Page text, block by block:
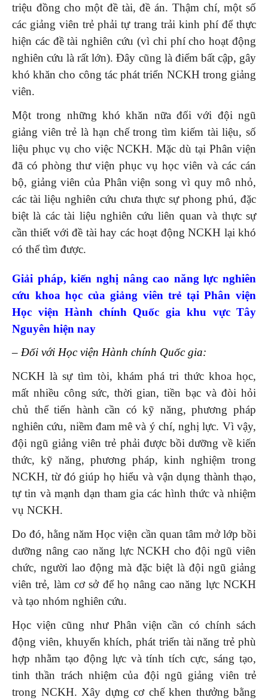
triệu đồng cho một đề tài, đề án. Thậm chí, một số
các giảng viên trẻ phải tự trang trải kinh phí để thực
hiện các đề tài nghiên cứu (vì chi phí cho hoạt động
nghiên cứu là rất lớn). Đây cũng là điểm bất cập, gây
khó khăn cho công tác phát triển NCKH trong giảng
viên.
Một trong những khó khăn nữa đối với đội ngũ
giảng viên trẻ là hạn chế trong tìm kiếm tài liệu, số
liệu phục vụ cho việc NCKH. Mặc dù tại Phân viện
đã có phòng thư viện phục vụ học viên và các cán
bộ, giảng viên của Phân viện song vì quy mô nhỏ,
các tài liệu nghiên cứu chưa thực sự phong phú, đặc
biệt là các tài liệu nghiên cứu liên quan và thực sự
cần thiết với đề tài hay các hoạt động NCKH lại khó
có thể tìm được.
Giải pháp, kiến nghị nâng cao năng lực nghiên
cứu khoa học của giảng viên trẻ tại Phân viện
Học viện Hành chính Quốc gia khu vực Tây
Nguyên hiện nay
– Đối với Học viện Hành chính Quốc gia:
NCKH là sự tìm tòi, khám phá tri thức khoa học,
mất nhiều công sức, thời gian, tiền bạc và đòi hỏi
chủ thể tiến hành cần có kỹ năng, phương pháp
nghiên cứu, niềm đam mê và ý chí, nghị lực. Vì vậy,
đội ngũ giảng viên trẻ phải được bồi dưỡng về kiến
thức, kỹ năng, phương pháp, kinh nghiệm trong
NCKH, từ đó giúp họ hiểu và vận dụng thành thạo,
tự tin và mạnh dạn tham gia các hình thức và nhiệm
vụ NCKH.
Do đó, hằng năm Học viện cần quan tâm mở lớp bồi
dưỡng nâng cao năng lực NCKH cho đội ngũ viên
chức, người lao động mà đặc biệt là đội ngũ giảng
viên trẻ, làm cơ sở để họ nâng cao năng lực NCKH
và tạo nhóm nghiên cứu.
Học viện cũng như Phân viện cần có chính sách
động viên, khuyến khích, phát triển tài năng trẻ phù
hợp nhằm tạo động lực và tính tích cực, sáng tạo,
tinh thần trách nhiệm của đội ngũ giảng viên trẻ
trong NCKH. Xây dựng cơ chế khen thưởng bằng